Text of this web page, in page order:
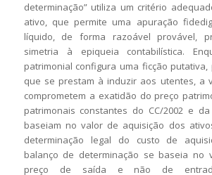
determinação” utiliza um critério
ativo, que permite uma apuração
líquido, de forma razoável provável,
simetria à epiqueia contabilística.
patrimonial configura uma ficção
que se prestam à induzir aos utentes, a
comprometem a exatidão do preço
patrimonais constantes do CC/2002 e da
baseiam no valor de aquisição dos
determinação legal do custo de
balanço de determinação se baseia no
preço de saída e não de